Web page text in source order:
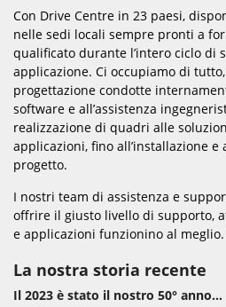
Con Drive Centre in 23 paesi,
nelle sedi locali sempre pronti a
qualificato durante l’intero ciclo di
applicazione. Ci occupiamo di
progettazione condotte
software e all’assistenza
realizzazione di quadri alle
applicazioni, fino all’installazione e
progetto.
I nostri team di assistenza e
offrire il giusto livello di supporto,
e applicazioni funzionino al meglio.
La nostra storia recente
Il 2023 è stato il nostro 50° anno…